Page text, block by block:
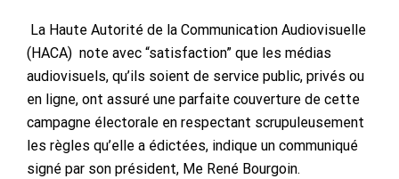
La Haute Autorité de la Communication Audiovisuelle
(HACA) note avec “satisfaction” que les médias
audiovisuels, qu’ils soient de service public, privés ou
en ligne, ont assuré une parfaite couverture de cette
campagne électorale en respectant scrupuleusement
les règles qu’elle a édictées, indique un communiqué
signé par son président, Me René Bourgoin.